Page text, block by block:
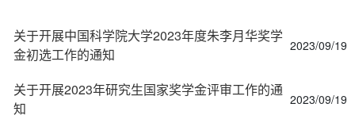
关于开展中国科学院大学2023年度朱李月华奖学
金初选工作的通知
2023/09/19
关于开展2023年研究生国家奖学金评审工作的通
知
2023/09/19